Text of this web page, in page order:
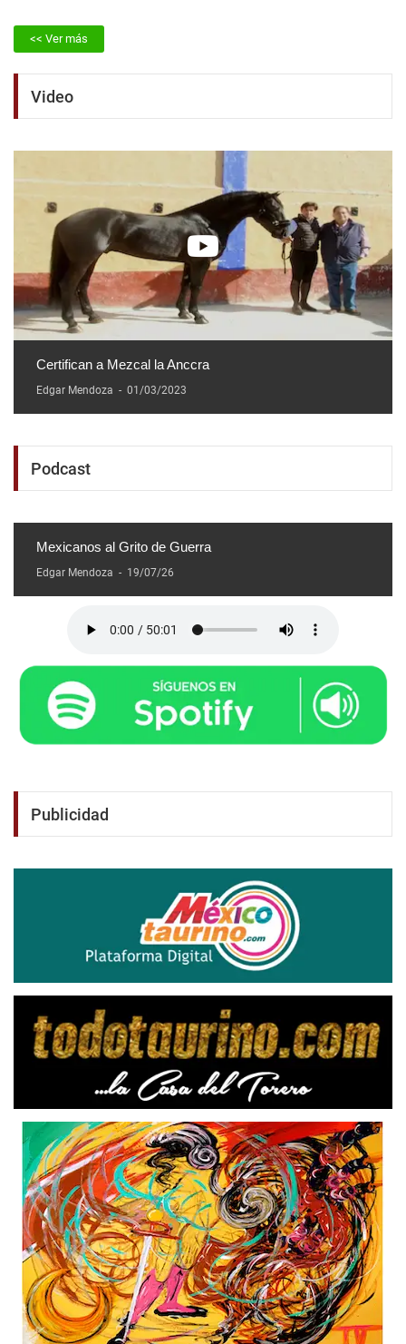
<< Ver más
Video
Certifican a Mezcal la Anccra
Edgar Mendoza - 01/03/2023
Podcast
Mexicanos al Grito de Guerra
Edgar Mendoza - 19/07/26
Publicidad